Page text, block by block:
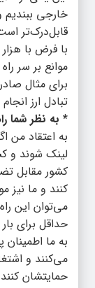
خارجی
قابل‌درک‌تر
با فرض با
موانع بر سر
برای مثال
تبادل ارز
* به نظر
به اعتقاد من
لینک شوند و
کشور مقابل
کنند و ما نیز
می‌توان این
حداقل برای
به ما اطمینان
می‌کنند و
حمایتشان